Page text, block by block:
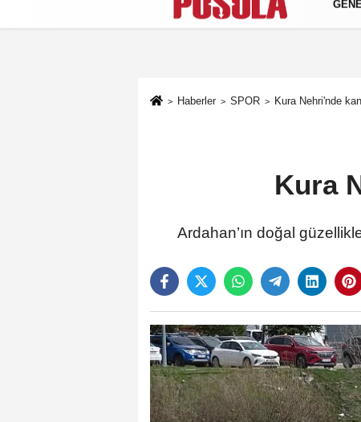
Künye İletişim Gizlilik Politikası
Haberler SPOR Kura Nehri'nde
Kura
Ardahan’ın doğal